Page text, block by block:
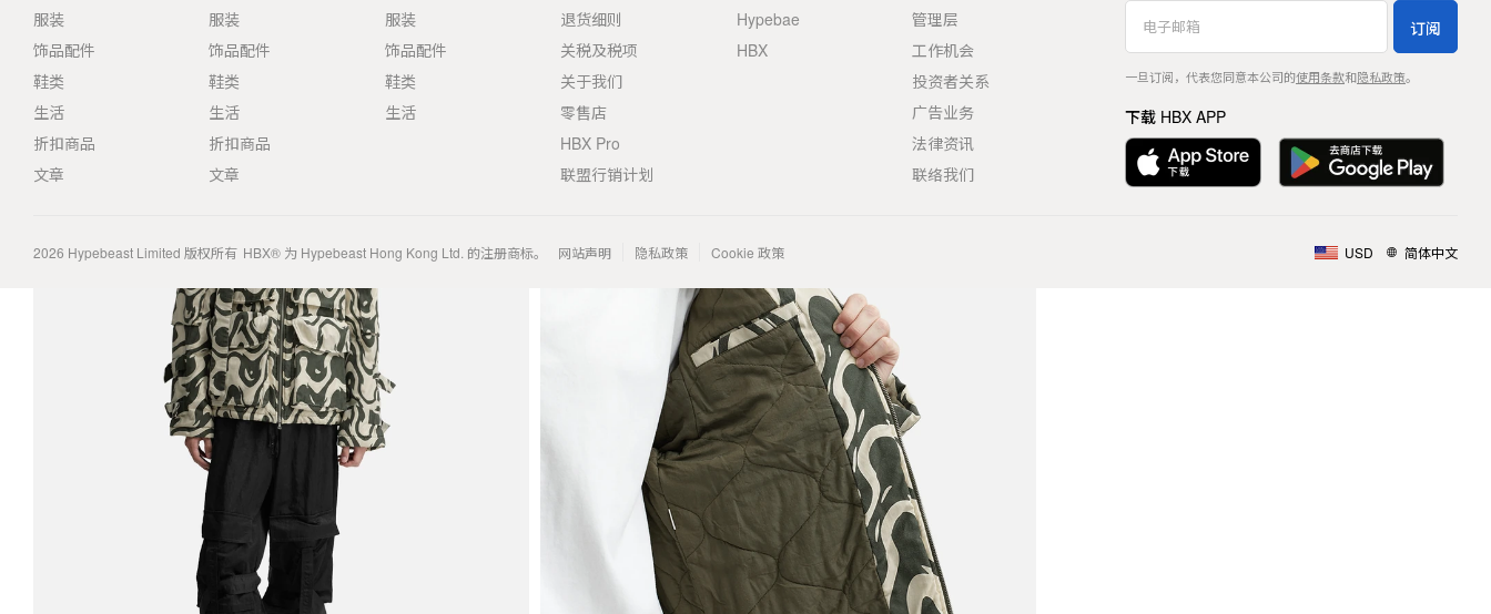
服装
饰品配件
鞋类
生活
折扣商品
文章
服装
饰品配件
鞋类
生活
折扣商品
文章
服装
饰品配件
鞋类
生活
退货细则
关税及税项
关于我们
零售店
HBX Pro
联盟行销计划
Hypebae
HBX
管理层
工作机会
投资者关系
广告业务
法律资讯
联络我们
订阅
一旦订阅，代表您同意本公司的使用条款和隐私政策。
下载 HBX APP
2026 Hypebeast Limited 版权所有 HBX® 为 Hypebeast Hong Kong Ltd. 的注册商标。 网站声明 隐私政策 Cookie 政策 USD 简体中文